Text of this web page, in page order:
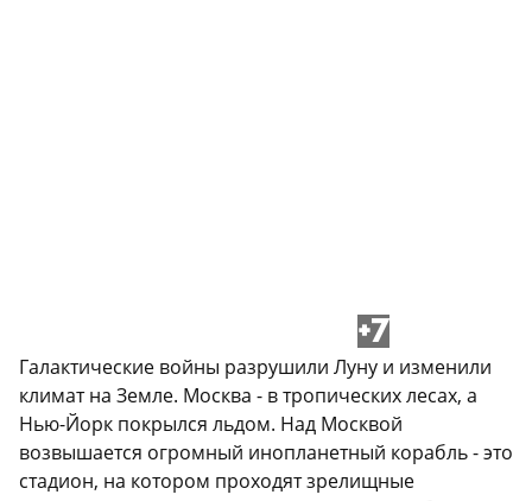
+7
Галактические войны разрушили Луну и изменили
климат на Земле. Москва - в тропических лесах, а
Нью-Йорк покрылся льдом. Над Москвой
возвышается огромный инопланетный корабль - это
стадион, на котором проходят зрелищные